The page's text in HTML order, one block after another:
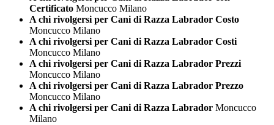
Certificato Moncucco Milano
A chi rivolgersi per Cani di Razza Labrador Costo
Moncucco Milano
A chi rivolgersi per Cani di Razza Labrador Costi
Moncucco Milano
A chi rivolgersi per Cani di Razza Labrador Prezzi
Moncucco Milano
A chi rivolgersi per Cani di Razza Labrador Prezzo
Moncucco Milano
A chi rivolgersi per Cani di Razza Labrador Moncucco
Milano